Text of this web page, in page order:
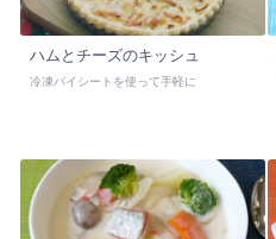
ハムとチーズのキッシュ
冷凍パイシートを使って手軽に